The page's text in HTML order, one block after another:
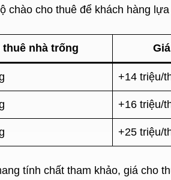
chào cho thuê để khách hàng
thuê nhà trống
+14 triệu/
+16 triệu/
+25 triệu/
tính chất tham khảo, giá cho